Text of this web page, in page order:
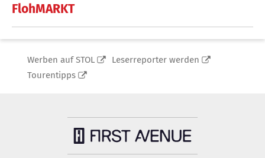
FlohMARKT
Werben auf STOL
Leserreporter werden
Tourentipps